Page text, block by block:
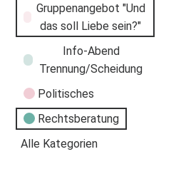
Gruppenangebot "Und
das soll Liebe sein?"
Info-Abend
Trennung/Scheidung
Politisches
Rechtsberatung
Alle Kategorien